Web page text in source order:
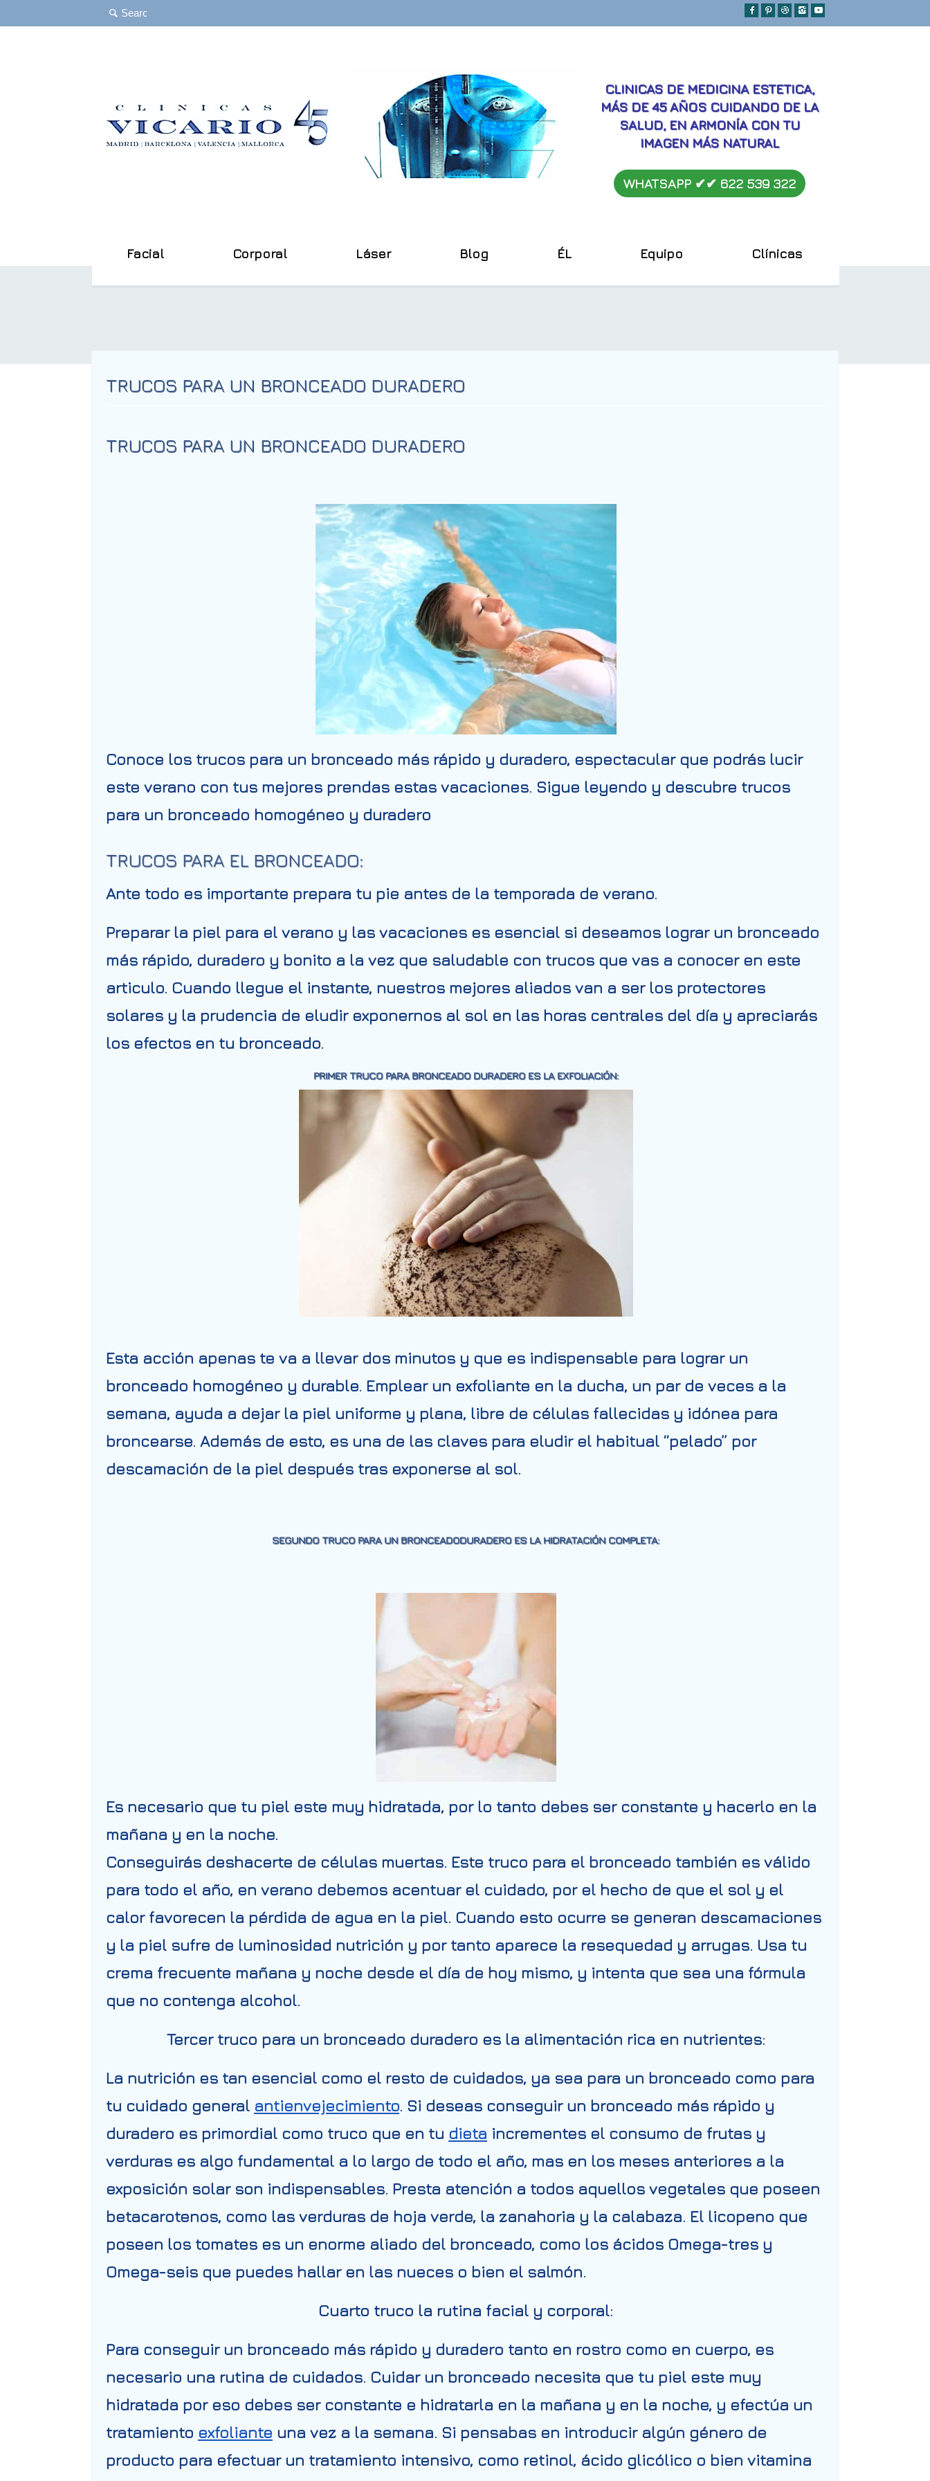
CLINICAS DE MEDICINA ESTETICA,
MÁS DE 45 AÑOS CUIDANDO DE LA
SALUD, EN ARMONÍA CON TU
IMAGEN MÁS NATURAL
WHATSAPP ✔︎✔︎ 622 539 322
Facial Corporal Láser Blog ÉL Equipo Clínicas
TRUCOS PARA UN BRONCEADO DURADERO
TRUCOS PARA UN BRONCEADO DURADERO
Conoce los trucos para un bronceado más rápido y duradero, espectacular que podrás lucir
este verano con tus mejores prendas estas vacaciones. Sigue leyendo y descubre trucos
para un bronceado homogéneo y duradero
TRUCOS PARA EL BRONCEADO:
Ante todo es importante prepara tu pie antes de la temporada de verano.
Preparar la piel para el verano y las vacaciones es esencial si deseamos lograr un bronceado
más rápido, duradero y bonito a la vez que saludable con trucos que vas a conocer en este
articulo. Cuando llegue el instante, nuestros mejores aliados van a ser los protectores
solares y la prudencia de eludir exponernos al sol en las horas centrales del día y apreciarás
los efectos en tu bronceado.
PRIMER TRUCO PARA BRONCEADO DURADERO ES LA EXFOLIACIÓN:
Esta acción apenas te va a llevar dos minutos y que es indispensable para lograr un
bronceado homogéneo y durable. Emplear un exfoliante en la ducha, un par de veces a la
semana, ayuda a dejar la piel uniforme y plana, libre de células fallecidas y idónea para
broncearse. Además de esto, es una de las claves para eludir el habitual “pelado” por
descamación de la piel después tras exponerse al sol.
SEGUNDO TRUCO PARA UN BRONCEADODURADERO ES LA HIDRATACIÓN COMPLETA:
Es necesario que tu piel este muy hidratada, por lo tanto debes ser constante y hacerlo en la
mañana y en la noche.
Conseguirás deshacerte de células muertas. Este truco para el bronceado también es válido
para todo el año, en verano debemos acentuar el cuidado, por el hecho de que el sol y el
calor favorecen la pérdida de agua en la piel. Cuando esto ocurre se generan descamaciones
y la piel sufre de luminosidad nutrición y por tanto aparece la resequedad y arrugas. Usa tu
crema frecuente mañana y noche desde el día de hoy mismo, y intenta que sea una fórmula
que no contenga alcohol.
Tercer truco para un bronceado duradero es la alimentación rica en nutrientes:
La nutrición es tan esencial como el resto de cuidados, ya sea para un bronceado como para
tu cuidado general antienvejecimiento. Si deseas conseguir un bronceado más rápido y
duradero es primordial como truco que en tu dieta incrementes el consumo de frutas y
verduras es algo fundamental a lo largo de todo el año, mas en los meses anteriores a la
exposición solar son indispensables. Presta atención a todos aquellos vegetales que poseen
betacarotenos, como las verduras de hoja verde, la zanahoria y la calabaza. El licopeno que
poseen los tomates es un enorme aliado del bronceado, como los ácidos Omega-tres y
Omega-seis que puedes hallar en las nueces o bien el salmón.
Cuarto truco la rutina facial y corporal:
Para conseguir un bronceado más rápido y duradero tanto en rostro como en cuerpo, es
necesario una rutina de cuidados. Cuidar un bronceado necesita que tu piel este muy
hidratada por eso debes ser constante e hidratarla en la mañana y en la noche, y efectúa un
tratamiento exfoliante una vez a la semana. Si pensabas en introducir algún género de
producto para efectuar un tratamiento intensivo, como retinol, ácido glicólico o bien vitamina